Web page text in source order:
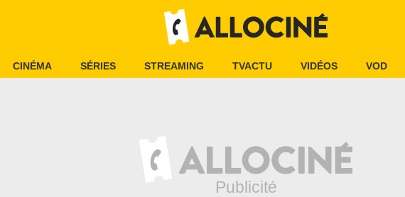
CINÉMA SÉRIES STREAMING TVACTU VIDÉOS VOD